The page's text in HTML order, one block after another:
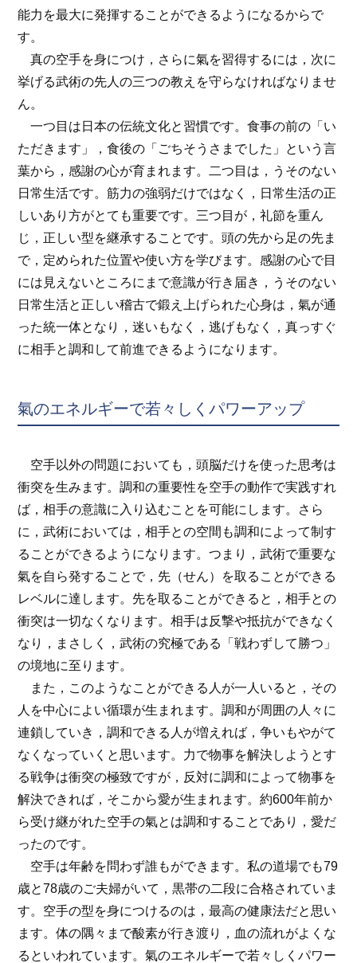
能力を最大に発揮することができるようになるからで
す。
真の空手を身につけ，さらに氣を習得するには，次に
挙げる武術の先人の三つの教えを守らなければなりませ
ん。
一つ目は日本の伝統文化と習慣です。食事の前の「い
ただきます」，食後の「ごちそうさまでした」という言
葉から，感謝の心が育まれます。二つ目は，うそのない
日常生活です。筋力の強弱だけではなく，日常生活の正
しいあり方がとても重要です。三つ目が，礼節を重ん
じ，正しい型を継承することです。頭の先から足の先ま
で，定められた位置や使い方を学びます。感謝の心で目
には見えないところにまで意識が行き届き，うそのない
日常生活と正しい稽古で鍛え上げられた心身は，氣が通
った統一体となり，迷いもなく，逃げもなく，真っすぐ
に相手と調和して前進できるようになります。
氣のエネルギーで若々しくパワーアップ
空手以外の問題においても，頭脳だけを使った思考は
衝突を生みます。調和の重要性を空手の動作で実践すれ
ば，相手の意識に入り込むことを可能にします。さら
に，武術においては，相手との空間も調和によって制す
ることができるようになります。つまり，武術で重要な
氣を自ら発することで，先（せん）を取ることができる
レベルに達します。先を取ることができると，相手との
衝突は一切なくなります。相手は反撃や抵抗ができなく
なり，まさしく，武術の究極である「戦わずして勝つ」
の境地に至ります。
また，このようなことができる人が一人いると，その
人を中心によい循環が生まれます。調和が周囲の人々に
連鎖していき，調和できる人が増えれば，争いもやがて
なくなっていくと思います。力で物事を解決しようとす
る戦争は衝突の極致ですが，反対に調和によって物事を
解決できれば，そこから愛が生まれます。約600年前か
ら受け継がれた空手の氣とは調和することであり，愛だ
ったのです。
空手は年齢を問わず誰もができます。私の道場でも79
歳と78歳のご夫婦がいて，黒帯の二段に合格されていま
す。空手の型を身につけるのは，最高の健康法だと思い
ます。体の隅々まで酸素が行き渡り，血の流れがよくな
るといわれています。氣のエネルギーで若々しくパワー